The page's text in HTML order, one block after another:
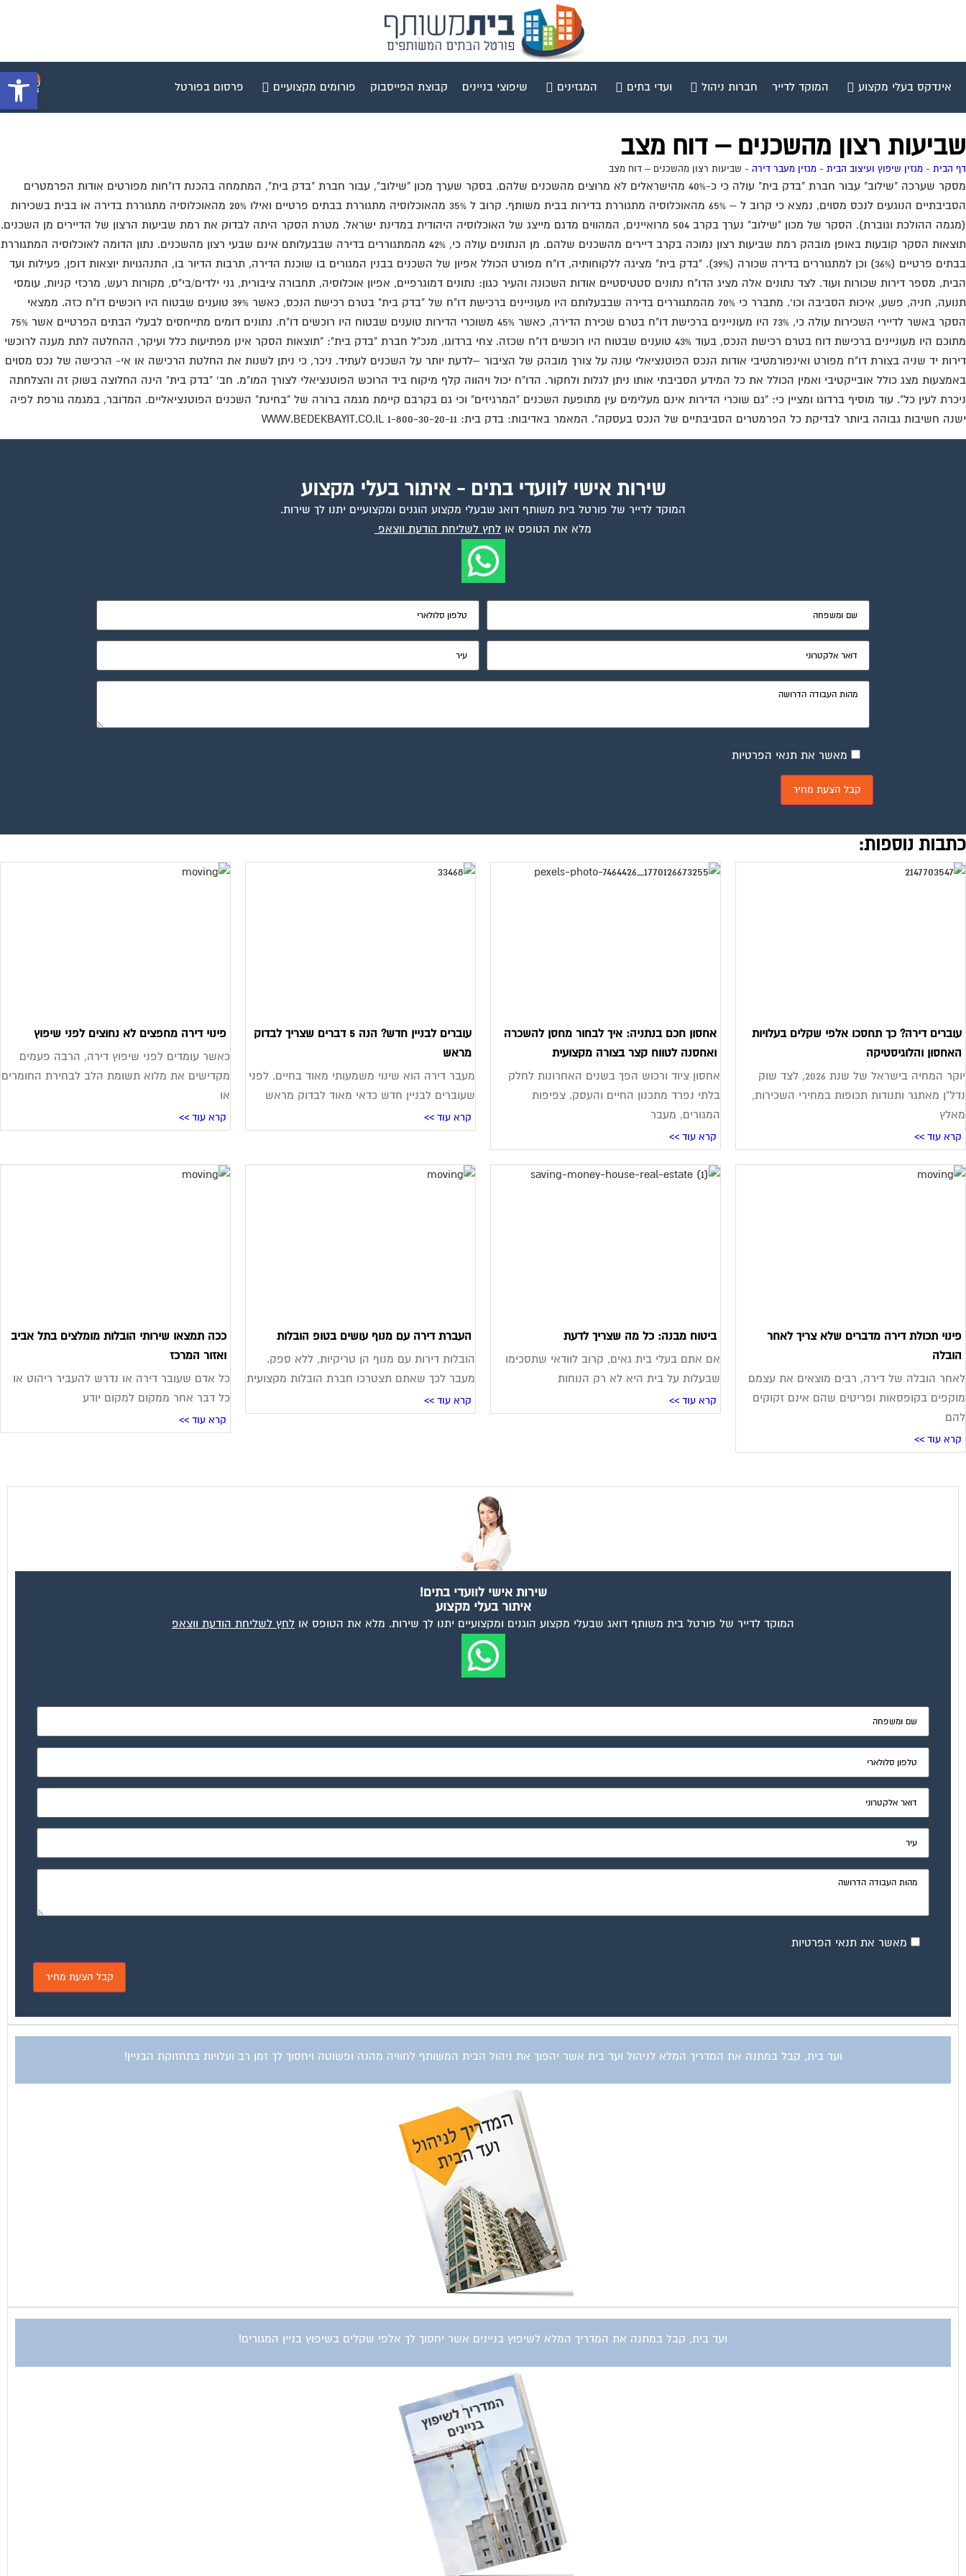
פתח אינדקס בעלי מקצוע המוקד לדייר חברות ניהול ועדי בתים המגזינים שיפוצי בניינים קבוצת הפייסבוק פורומים מקצועיים פרסום בפורטל
שביעות רצון מהשכנים – דוח מצב
דף הבית - מגזין שיפוץ ועיצוב הבית - מגזין מעבר דירה - שביעות רצון מהשכנים – דוח מצב
‏מסקר שערכה "שילוב" עבור חברת "בדק בית" עולה כי כ-40% מהישראלים לא מרוצים מהשכנים שלהם. בסקר שערך מכון "שילוב", עבור חברת "בדק בית", המתמחה בהכנת דו"חות מפורטים אודות הפרמטרים
הסביבתיים הנוגעים לנכס מסוים, נמצא כי קרוב ל – 65% מהאוכלוסיה מתגוררת בדירות בבית משותף. קרוב ל 35% מהאוכלוסיה מתגוררת בבתים פרטיים ואילו 20% מהאוכלוסיה מתגוררת בדירה או בבית בשכירות
(מגמה ההולכת וגוברת). הסקר של מכון "שילוב" נערך בקרב 504 מרואיינים, המהווים מדגם מייצג של האוכלוסיה היהודית במדינת ישראל. מטרת הסקר היתה לבדוק את רמת שביעות הרצון של הדיירים מן השכנים.
תוצאות הסקר קובעות באופן מובהק רמת שביעות רצון נמוכה בקרב דיירים מהשכנים שלהם. מן הנתונים עולה כי, 42% מהמתגוררים בדירה שבבעלותם אינם שבעי רצון מהשכנים. נתון הדומה לאוכלוסיה המתגוררת
בבתים פרטיים (36%) וכן למתגוררים בדירה שכורה (39%). "בדק בית" מציגה ללקוחותיה, דו"ח מפורט הכולל אפיון של השכנים בבנין המגורים בו שוכנת הדירה, תרבות הדיור בו, התנהגויות יוצאות דופן, פעילות ועד
הבית, מספר דירות שכורות ועוד. לצד נתונים אלה מציג הדו"ח נתונים סטטיסטיים אודות השכונה והעיר כגון: נתונים דמוגרפיים, אפיון אוכלוסיה, תחבורה ציבורית, גני ילדים/בי"ס, מקורות רעש, מרכזי קניות, עומסי
תנועה, חניה, פשע, איכות הסביבה וכו'. מתברר כי 70% מהמתגוררים בדירה שבבעלותם היו מעוניינים ברכישת דו"ח של "בדק בית" בטרם רכישת הנכס, כאשר 39% טוענים שבטוח היו רוכשים דו"ח כזה. ממצאי
הסקר באשר לדיירי השכירות עולה כי, 73% היו מעוניינים ברכישת דו"ח בטרם שכירת הדירה, כאשר 45% משוכרי הדירות טוענים שבטוח היו רוכשים דו"ח. נתונים דומים מתייחסים לבעלי הבתים הפרטיים אשר 75%
מתוכם היו מעוניינים ברכישת דוח בטרם רכישת הנכס, בעוד 43% טוענים שבטוח היו רוכשים דו"ח שכזה. צחי ברדוגו, מנכ"ל חברת "בדק בית": "תוצאות הסקר אינן מפתיעות כלל ועיקר, ההחלטה לתת מענה לרוכשי
דירות יד שניה בצורת דו"ח מפורט ואינפורמטיבי אודות הנכס הפוטנציאלי עונה על צורך מובהק של הציבור –לדעת יותר על השכנים לעתיד. ניכר, כי ניתן לשנות את החלטת הרכישה או אי- הרכישה של נכס מסוים
באמצעות מצג כולל אובייקטיבי ואמין הכולל את כל המידע הסביבתי אותו ניתן לגלות ולחקור. הדו"ח יכול ויהווה קלף מיקוח ביד הרוכש הפוטנציאלי לצורך המו"מ. חב' "בדק בית" הינה החלוצה בשוק זה והצלחתה
ניכרת לעין כל". עוד מוסיף ברדוגו ומציין כי: "גם שוכרי הדירות אינם מעלימים עין מתופעת השכנים "המרגיזים" וכי גם בקרבם קיימת מגמה ברורה של "בחינת" השכנים הפוטנציאליים. המדובר, במגמה גורפת לפיה
ישנה חשיבות גבוהה ביותר לבדיקת כל הפרמטרים הסביבתיים של הנכס בעסקה". המאמר באדיבות: בדק בית: 1-800-30-20-11 WWW.BEDEKBAYIT.CO.IL
שירות אישי לוועדי בתים - איתור בעלי מקצוע
המוקד לדייר של פורטל בית משותף דואג שבעלי מקצוע הוגנים ומקצועיים יתנו לך שירות.
מלא את הטופס או לחץ לשליחת הודעת ווצאפ
מאשר את תנאי הפרטיות
כתבות נוספות:
עוברים דירה? כך תחסכו אלפי שקלים בעלויות
האחסון והלוגיסטיקה
יוקר המחיה בישראל של שנת 2026, לצד שוק
נדל"ן מאתגר ותנודות תכופות במחירי השכירות,
מאלץ
קרא עוד >>
אחסון חכם בנתניה: איך לבחור מחסן להשכרה
ואחסנה לטווח קצר בצורה מקצועית
אחסון ציוד ורכוש הפך בשנים האחרונות לחלק
בלתי נפרד מתכנון החיים והעסק. צפיפות
המגורים, מעבר
קרא עוד >>
עוברים לבניין חדש? הנה 5 דברים שצריך לבדוק
מראש
מעבר דירה הוא שינוי משמעותי מאוד בחיים. לפני
שעוברים לבניין חדש כדאי מאוד לבדוק מראש
קרא עוד >>
פינוי דירה מחפצים לא נחוצים לפני שיפוץ
כאשר עומדים לפני שיפוץ דירה, הרבה פעמים
מקדישים את מלוא תשומת הלב לבחירת החומרים
או
קרא עוד >>
פינוי תכולת דירה מדברים שלא צריך לאחר
הובלה
לאחר הובלה של דירה, רבים מוצאים את עצמם
מוקפים בקופסאות ופריטים שהם אינם זקוקים
להם
קרא עוד >>
ביטוח מבנה: כל מה שצריך לדעת
אם אתם בעלי בית גאים, קרוב לוודאי שתסכימו
שבעלות על בית היא לא רק הנוחות
קרא עוד >>
העברת דירה עם מנוף עושים בטופ הובלות
הובלות דירות עם מנוף הן טריקיות, ללא ספק.
מעבר לכך שאתם תצטרכו חברת הובלות מקצועית
קרא עוד >>
ככה תמצאו שירותי הובלות מומלצים בתל אביב
ואזור המרכז
כל אדם שעובר דירה או נדרש להעביר ריהוט או
כל דבר אחר ממקום למקום יודע
קרא עוד >>
שירות אישי לוועדי בתים!
איתור בעלי מקצוע
המוקד לדייר של פורטל בית משותף דואג שבעלי מקצוע הוגנים ומקצועיים יתנו לך שירות. מלא את הטופס או לחץ לשליחת הודעת ווצאפ
מאשר את תנאי הפרטיות
ועד בית, קבל במתנה את המדריך המלא לניהול ועד בית אשר יהפוך את ניהול הבית המשותף לחוויה מהנה ופשוטה ויחסוך לך זמן רב ועלויות בתחזוקת הבניין!
ועד בית, קבל במתנה את המדריך המלא לשיפוץ בניינים אשר יחסוך לך אלפי שקלים בשיפוץ בניין המגורים!